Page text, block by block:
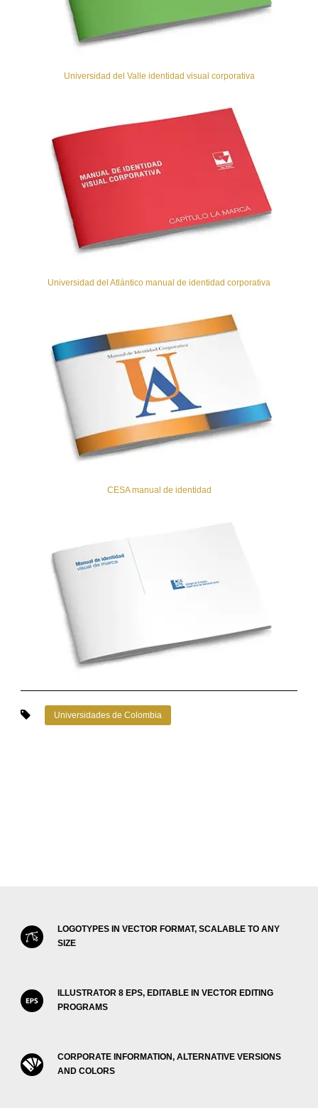
Universidad del Valle identidad visual corporativa
Universidad del Atlántico manual de identidad corporativa
CESA manual de identidad
Universidades de Colombia
LOGOTYPES IN VECTOR FORMAT, SCALABLE TO ANY
SIZE
ILLUSTRATOR 8 EPS, EDITABLE IN VECTOR EDITING
PROGRAMS
CORPORATE INFORMATION, ALTERNATIVE VERSIONS
AND COLORS